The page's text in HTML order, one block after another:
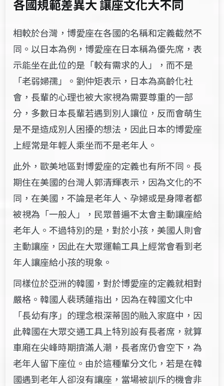
各國規範差異大讓座文化大不同
相較於台灣，博愛座在各國的名稱和定義截然不
同。以日本為例，博愛座在日本稱為優先席，表
示能坐在此位的是「較有需求的人」，而不是
「老弱婦孺」。劉仲矩表示，日本為高齡化社
會，長輩的心理也被大家視為需要尊重的一部
分，多數日本長輩若遇到別人讓位，反而會萌生
是不是造成別人困擾的想法，因此日本的博愛座
上經常是年輕人乘坐而不是老年人。
此外，歐美地區對博愛座的定義也有所不同。長
期住在美國的台灣人郭清輝表示，因為文化的不
同，在美國，不論是老年人、孕婦或是身障者都
被視為「一般人」，民眾普遍不太會主動讓座給
老年人。不過特別的是，對於小孩，美國人則會
主動讓座，因此在大眾運輸工具上經常會看到老
年人讓座給小孩的現象。
同樣位於亞洲的韓國，對於博愛座的定義就相對
嚴格。韓國人裴琇蓮指出，因為在韓國文化中
「長幼有序」的理念根深蒂固的融入家庭中，因
此韓國在大眾交通工具上特別設有長者席，就算
車廂在尖峰時期擠滿人潮，長者席仍會空下，為
老年人留下座位。由於這種輩分文化，若是在韓
國遇到老年人卻沒有讓座，當場被訓斥的機會非